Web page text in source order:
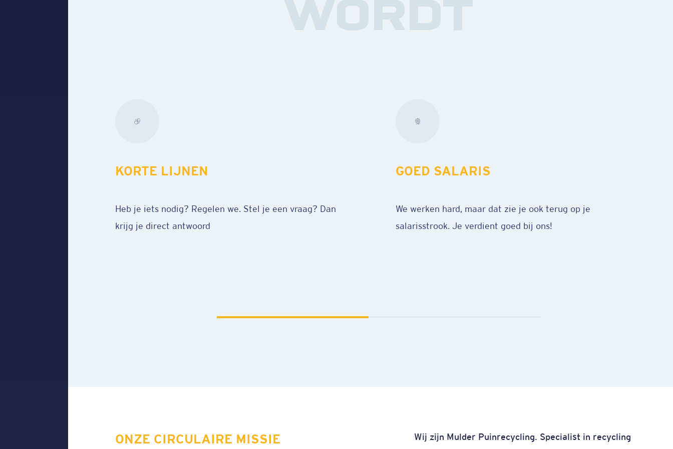
GOED SALARIS
We werken hard, maar dat zie je ook terug op je
salarisstrook. Je verdient goed bij ons!
GEZELLIGE SFEER
Je werkt bijna altijd samen, we houden van grappen en
een goede borrel. We zijn collega’s, het voelt als
ONZE CIRCULAIRE MISSIE Wij zijn Mulder Puinrecycling. Specialist in recycling